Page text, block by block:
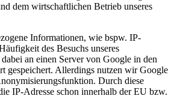
dem wirtschaftlichen Betrieb unseres
Informationen, wie bspw. IP-
des Besuchs unseres
an einen Server von Google in den
gespeichert. Allerdings nutzen wir Google
Durch diese
IP-Adresse schon innerhalb der EU bzw.